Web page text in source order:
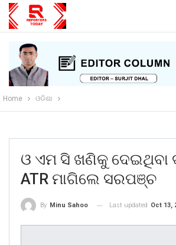
Home ଓଡିଶା
ଓ ଏମ ସି ଖଣିକୁ ଦେଇଥିବା
ATR ମାଗିଲେ ସରପଞ୍ଚ
By Minu Sahoo Last updated Oct 13,